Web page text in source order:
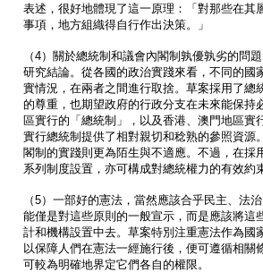
表述，很好地體現了這一原理：「對那些在其
事項，地方組織得自行作出決策。」
（4）關於總統制和議會內閣制孰優孰劣的問
研究結論。從各國的政治實踐來看，不同的國
實情況，在兩者之間進行取捨。草案採用了總
的尊重，也期望政府的行政分支在未來能保持
區實行的「總統制」，以及香港、澳門地區實
實行總統制提供了相對親切和稔熟的參照資源
閣制的實踐則更為陌生與不適應。不過，在採
系列制度設置，亦可構成對總統權力的有效約
（5）一部好的憲法，當然應該合乎民主、法
能僅是對這些原則的一般宣示，而是應該將這
計和機構設置中去。草案特別注重憲法作為國
以保障人們在憲法一經施行後，便可遵循相關
可較為明確地界定它們各自的權限。